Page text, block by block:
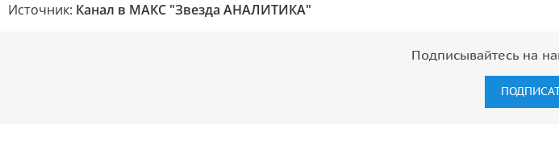
Источник: Канал в МАКС "Звезда АНАЛИТИКА"
Подписывайтесь на